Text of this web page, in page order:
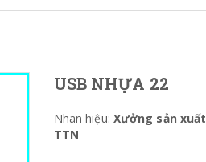
USB NHỰA 22
Nhãn hiệu: Xưởng sản xuất
TTN